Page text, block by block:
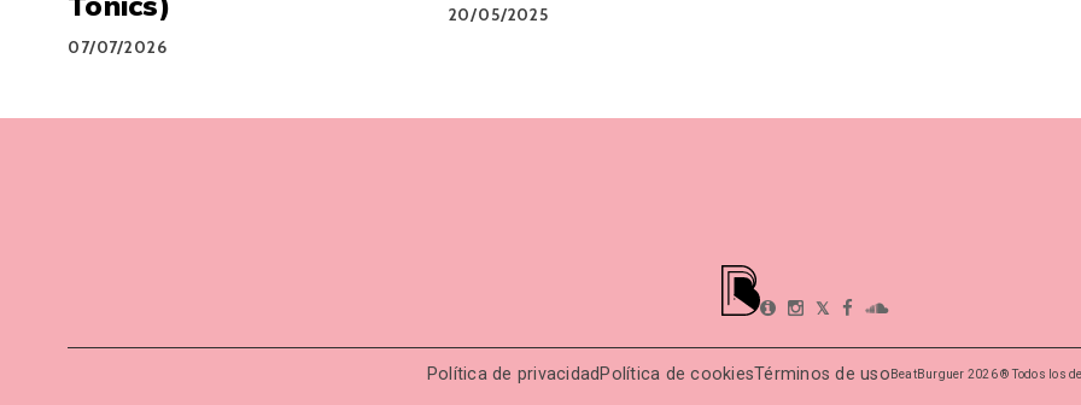
07/07/2026
20/05/2025
𝕏
Política de privacidad Política de cookiesTérminos de uso BeatBurguer 2026 ® Todos los